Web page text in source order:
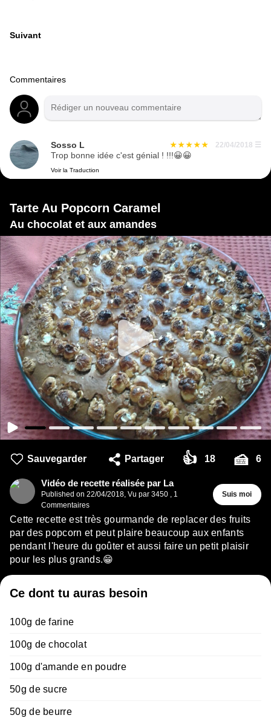
Suivant
Commentaires
Sosso L 22/04/2018 ☰
Trop bonne idée c'est génial ! !!!😀😀
Voir la Traduction
Tarte Au Popcorn Caramel
Au chocolat et aux amandes
Sauvegarder Partager 👍 18 🍰 6
Vidéo de recette réalisée par La
Published on 22/04/2018, Vu par 3450 , 1
Commentaires
Suis moi
Cette recette est très gourmande de replacer des fruits
par des popcorn et peut plaire beaucoup aux enfants
pendant l'heure du goûter et aussi faire un petit plaisir
pour les plus grands.😁
Ce dont tu auras besoin
100g de farine
100g de chocolat
100g d'amande en poudre
50g de sucre
50g de beurre